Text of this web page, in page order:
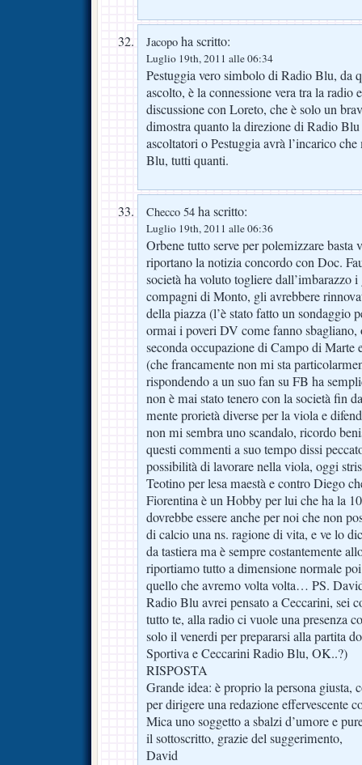
Jacopo ha scritto:
Luglio 19th, 2011 alle 06:34
Pestuggia vero simbolo di Radio Blu, da
ascolto, è la connessione vera tra la
discussione con Loreto, che è solo un
dimostra quanto la direzione di Radio
ascoltatori o Pestuggia avrà l’incarico
Blu, tutti quanti.
Checco 54 ha scritto:
Luglio 19th, 2011 alle 06:36
Orbene tutto serve per polemizzare basta
riportano la notizia concordo con Doc.
società ha voluto togliere dall’imbarazzo
compagni di Monto, gli avrebbere
della piazza (l’è stato fatto un sondaggio
ormai i poveri DV come fanno sbagliano,
seconda occupazione di Campo di Marte
(che francamente non mi sta
rispondendo a un suo fan su FB ha
non è mai stato tenero con la società fin
mente prorietà diverse per la viola e
non mi sembra uno scandalo, ricordo
questi commenti a suo tempo dissi
possibilità di lavorare nella viola, oggi
Teotino per lesa maestà e contro Diego
Fiorentina è un Hobby per lui che ha la
dovrebbe essere anche per noi che non
di calcio una ns. ragione di vita, e ve lo
da tastiera ma è sempre costantemente
riportiamo tutto a dimensione normale
quello che avremo volta volta… PS.
Radio Blu avrei pensato a Ceccarini, sei
tutto te, alla radio ci vuole una presenza
solo il venerdi per prepararsi alla partita
Sportiva e Ceccarini Radio Blu, OK..?)
RISPOSTA
Grande idea: è proprio la persona giusta,
per dirigere una redazione effervescente
Mica uno soggetto a sbalzi d’umore e
il sottoscritto, grazie del suggerimento,
David